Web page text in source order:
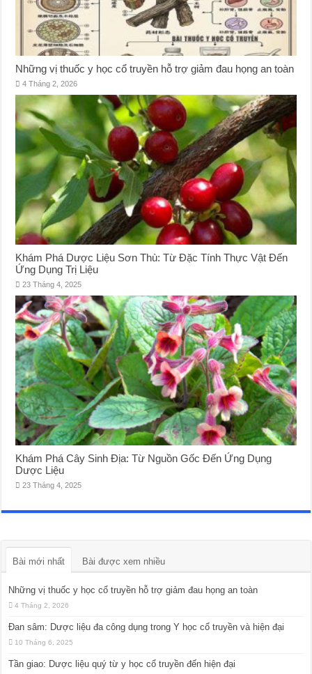
Những vị thuốc y học cổ truyền hỗ trợ giảm đau họng an toàn
4 Tháng 2, 2026
Khám Phá Dược Liệu Sơn Thù: Từ Đặc Tính Thực Vật Đến
Ứng Dụng Trị Liệu
23 Tháng 4, 2025
Khám Phá Cây Sinh Địa: Từ Nguồn Gốc Đến Ứng Dụng
Dược Liệu
23 Tháng 4, 2025
Bài mới nhất Bài được xem nhiều
Những vị thuốc y học cổ truyền hỗ trợ giảm đau họng an toàn
4 Tháng 2, 2026
Đan sâm: Dược liệu đa công dụng trong Y học cổ truyền và hiện đại
10 Tháng 6, 2025
Tần giao: Dược liệu quý từ y học cổ truyền đến hiện đại